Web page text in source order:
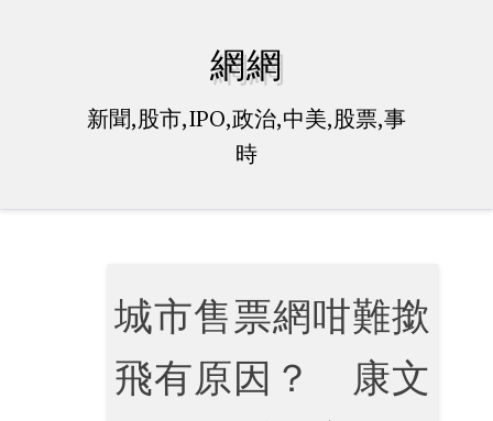
網網
新聞,股市,IPO,政治,中美,股票,事
時
城市售票網咁難撳
飛有原因？ 康文